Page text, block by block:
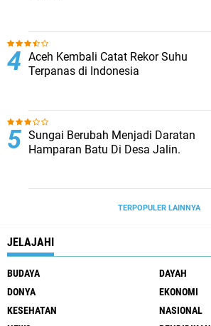
Aceh Kembali Catat Rekor Suhu
Terpanas di Indonesia
Sungai Berubah Menjadi Daratan
Hamparan Batu Di Desa Jalin.
TERPOPULER LAINNYA
JELAJAHI
BUDAYA
DAYAH
DONYA
EKONOMI
KESEHATAN
NASIONAL